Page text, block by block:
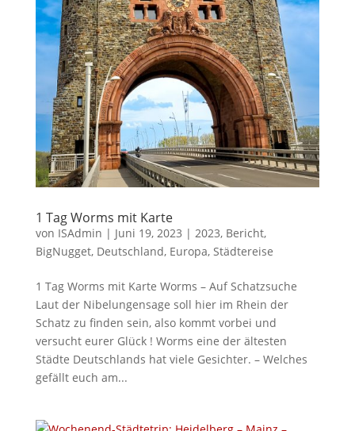
1 Tag Worms mit Karte
von ISAdmin | Juni 19, 2023 | 2023, Bericht,
BigNugget, Deutschland, Europa, Städtereise
1 Tag Worms mit Karte Worms – Auf Schatzsuche
Laut der Nibelungensage soll hier im Rhein der
Schatz zu finden sein, also kommt vorbei und
versucht eurer Glück ! Worms eine der ältesten
Städte Deutschlands hat viele Gesichter. – Welches
gefällt euch am...